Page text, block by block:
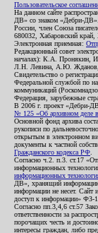
Пользовательское
На данном сайте
ДВ» со знаком «Дебри-
России, член Союза
680032, Хабаровский край,
Электронная приемная:
Редакционный совет
началах): К.А.
Л.Н. Левина, А.Ю.
Свидетельство о
Федеральной службой по
коммуникаций
Федерация, зарубежные
В 2006 г. проект «Дебри-
№ 125 «Об архивном деле
Основной фонд архива
рукописи по
открытым в электронном
документы к частной
Гражданского кодекса РФ
Согласно ч.2. п.3. ст.17
информационных
информационных
ДВ», хранящий информацию,
информации не несет. Сайт
доступ к информации» ФЗ-
Согласно пп.3,4,6 ст.57
ответственности за
порочащих честь и
интересы граждан, либо